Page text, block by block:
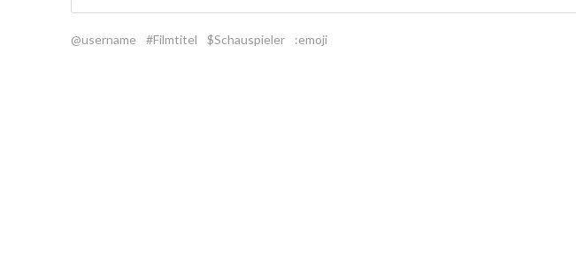
@username #Filmtitel $Schauspieler :emoji